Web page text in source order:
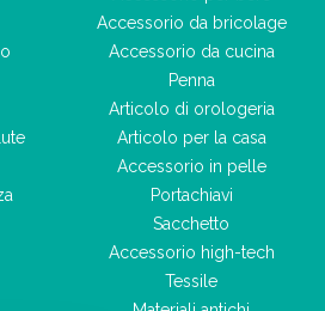
Accessorio da bricolage
Accessorio da cucina
Penna
Articolo di orologeria
Articolo per la casa
Accessorio in pelle
Portachiavi
Sacchetto
Accessorio high-tech
Tessile